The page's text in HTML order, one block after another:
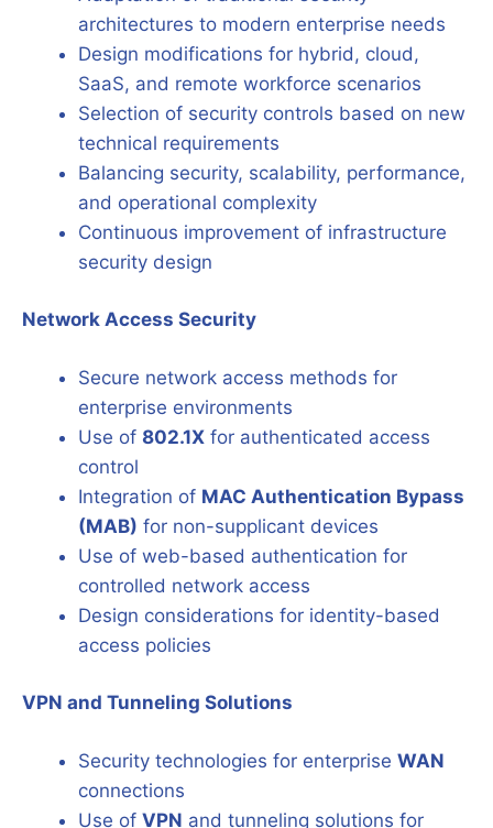
architectures to modern enterprise needs
Design modifications for hybrid, cloud,
SaaS, and remote workforce scenarios
Selection of security controls based on new
technical requirements
Balancing security, scalability, performance,
and operational complexity
Continuous improvement of infrastructure
security design
Network Access Security
Secure network access methods for
enterprise environments
Use of 802.1X for authenticated access
control
Integration of MAC Authentication Bypass
(MAB) for non-supplicant devices
Use of web-based authentication for
controlled network access
Design considerations for identity-based
access policies
VPN and Tunneling Solutions
Security technologies for enterprise WAN
connections
Use of VPN and tunneling solutions for